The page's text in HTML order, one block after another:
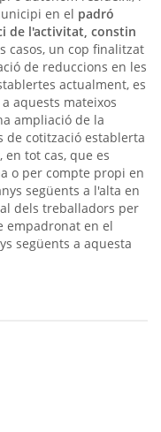
en el padró
de l'activitat, constin
casos, un cop finalitzat
de reduccions en les
actualment, es
aquests mateixos
ampliació de la
de cotització establerta
en tot cas, que es
o per compte propi en
següents a l'alta en
dels treballadors per
empadronat en el
següents a aquesta